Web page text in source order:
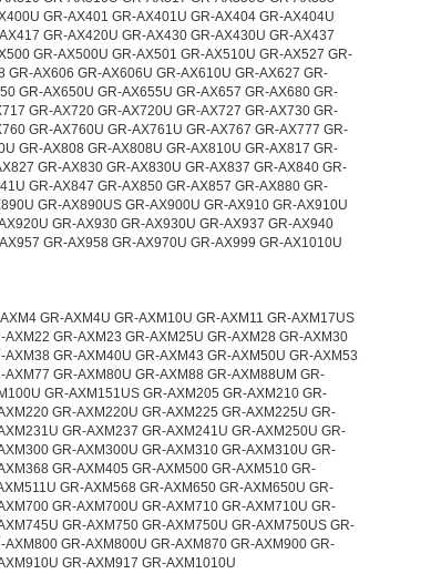
GR-AX401 GR-AX401U GR-AX404 GR-AX404U
GR-AX420U GR-AX430 GR-AX430U GR-AX437
GR-AX500U GR-AX501 GR-AX510U GR-AX527 GR-
GR-AX606 GR-AX606U GR-AX610U GR-AX627 GR-
GR-AX650U GR-AX655U GR-AX657 GR-AX680 GR-
GR-AX720 GR-AX720U GR-AX727 GR-AX730 GR-
GR-AX760U GR-AX761U GR-AX767 GR-AX777 GR-
GR-AX808 GR-AX808U GR-AX810U GR-AX817 GR-
GR-AX830 GR-AX830U GR-AX837 GR-AX840 GR-
GR-AX847 GR-AX850 GR-AX857 GR-AX880 GR-
GR-AX890US GR-AX900U GR-AX910 GR-AX910U
GR-AX930 GR-AX930U GR-AX937 GR-AX940
GR-AX958 GR-AX970U GR-AX999 GR-AX1010U
GR-AXM4U GR-AXM10U GR-AXM11 GR-AXM17US
GR-AXM23 GR-AXM25U GR-AXM28 GR-AXM30
GR-AXM40U GR-AXM43 GR-AXM50U GR-AXM53
GR-AXM80U GR-AXM88 GR-AXM88UM GR-
GR-AXM151US GR-AXM205 GR-AXM210 GR-
GR-AXM220U GR-AXM225 GR-AXM225U GR-
GR-AXM237 GR-AXM241U GR-AXM250U GR-
GR-AXM300U GR-AXM310 GR-AXM310U GR-
GR-AXM405 GR-AXM500 GR-AXM510 GR-
GR-AXM568 GR-AXM650 GR-AXM650U GR-
GR-AXM700U GR-AXM710 GR-AXM710U GR-
GR-AXM750 GR-AXM750U GR-AXM750US GR-
GR-AXM800U GR-AXM870 GR-AXM900 GR-
GR-AXM917 GR-AXM1010U